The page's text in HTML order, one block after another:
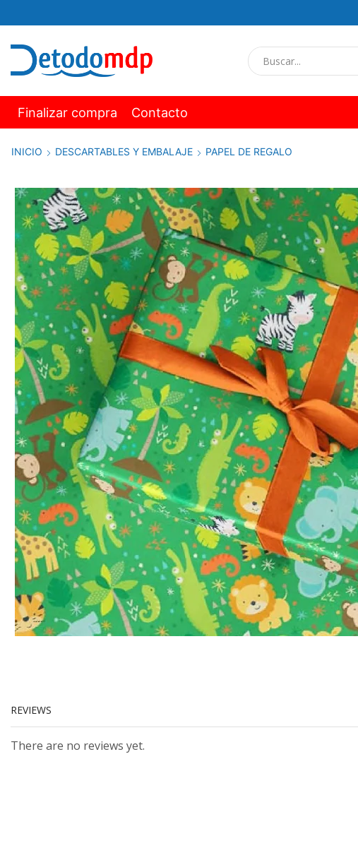
Finalizar compra Contacto
INICIO DESCARTABLES Y EMBALAJE PAPEL DE REGALO
REVIEWS
There are no reviews yet.